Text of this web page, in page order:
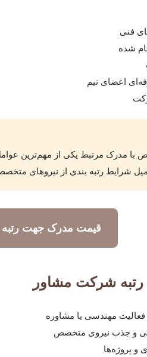
فنی
شده
اعضای تیم
با مدرک مرتبط یکی از مهم‌ترین
شرایط رتبه بندی از نیروهای
قیمت مدرک جهت
شرکت مشاور
مهندسی یا مشاوره
و جذب نیروی متخصص
و پروژه‌ها